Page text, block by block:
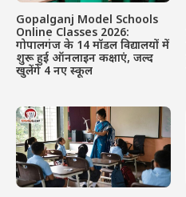
Gopalganj Model Schools
Online Classes 2026:
गोपालगंज के 14 मॉडल विद्यालयों में
शुरू हुई ऑनलाइन कक्षाएं, जल्द
खुलेंगे 4 नए स्कूल